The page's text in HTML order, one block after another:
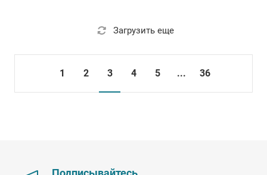
Загрузить еще
1 2 3 4 5 ... 36